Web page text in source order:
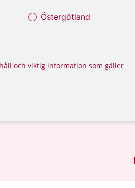
Östergötland
och viktig information som gäller